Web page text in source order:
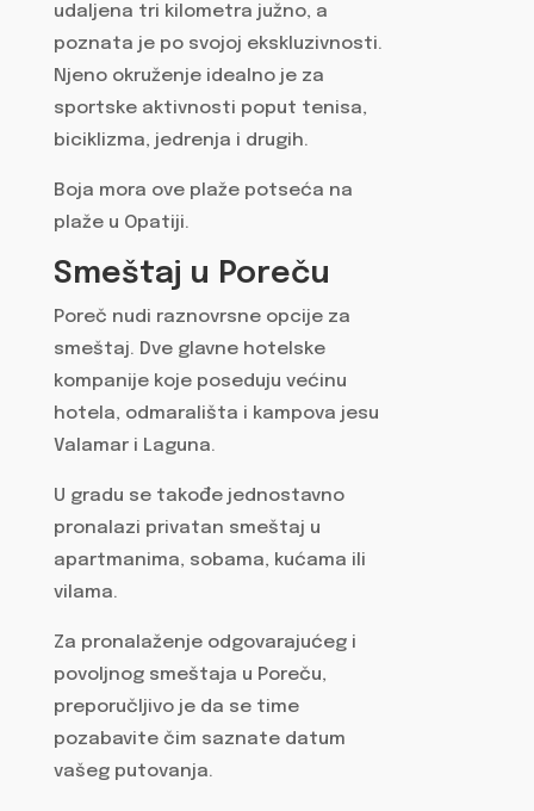
udaljena tri kilometra južno, a
poznata je po svojoj ekskluzivnosti.
Njeno okruženje idealno je za
sportske aktivnosti poput tenisa,
biciklizma, jedrenja i drugih.
Boja mora ove plaže potseća na
plaže u Opatiji.
Smeštaj u Poreču
Poreč nudi raznovrsne opcije za
smeštaj. Dve glavne hotelske
kompanije koje poseduju većinu
hotela, odmarališta i kampova jesu
Valamar i Laguna.
U gradu se takođe jednostavno
pronalazi privatan smeštaj u
apartmanima, sobama, kućama ili
vilama.
Za pronalaženje odgovarajućeg i
povoljnog smeštaja u Poreču,
preporučljivo je da se time
pozabavite čim saznate datum
vašeg putovanja.